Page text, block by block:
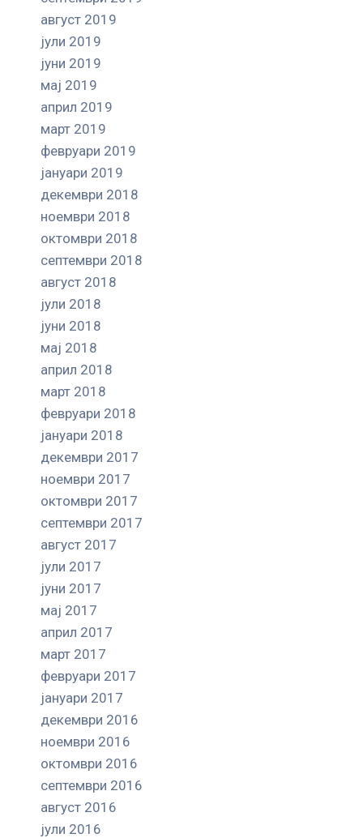
август 2019
јули 2019
јуни 2019
мај 2019
април 2019
март 2019
февруари 2019
јануари 2019
декември 2018
ноември 2018
октомври 2018
септември 2018
август 2018
јули 2018
јуни 2018
мај 2018
април 2018
март 2018
февруари 2018
јануари 2018
декември 2017
ноември 2017
октомври 2017
септември 2017
август 2017
јули 2017
јуни 2017
мај 2017
април 2017
март 2017
февруари 2017
јануари 2017
декември 2016
ноември 2016
октомври 2016
септември 2016
август 2016
јули 2016